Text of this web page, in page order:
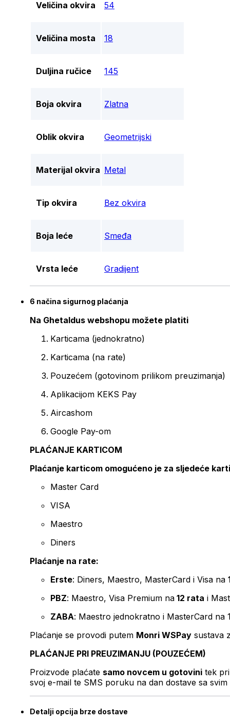
Veličina okvira 54
Veličina mosta 18
Duljina ručice 145
Boja okvira Zlatna
Oblik okvira Geometrijski
Materijal okvira Metal
Tip okvira Bez okvira
Boja leće Smeđa
Vrsta leće Gradijent
6 načina sigurnog plaćanja
Na Ghetaldus webshopu možete platiti
Karticama (jednokratno)
Karticama (na rate)
Pouzećem (gotovinom prilikom preuzimanja)
Aplikacijom KEKS Pay
Aircashom
Google Pay-om
PLAĆANJE KARTICOM
Plaćanje karticom omogućeno je za sljedeće
Master Card
VISA
Maestro
Diners
Plaćanje na rate:
Erste: Diners, Maestro, MasterCard i Visa na
PBZ: Maestro, Visa Premium na 12 rata i
ZABA: Maestro jednokratno i MasterCard na
Plaćanje se provodi putem Monri WSPay sustava
PLAĆANJE PRI PREUZIMANJU (POUZEĆEM)
Proizvode plaćate samo novcem u gotovini tek
svoj e-mail te SMS poruku na dan dostave sa svim
Detalji opcija brze dostave